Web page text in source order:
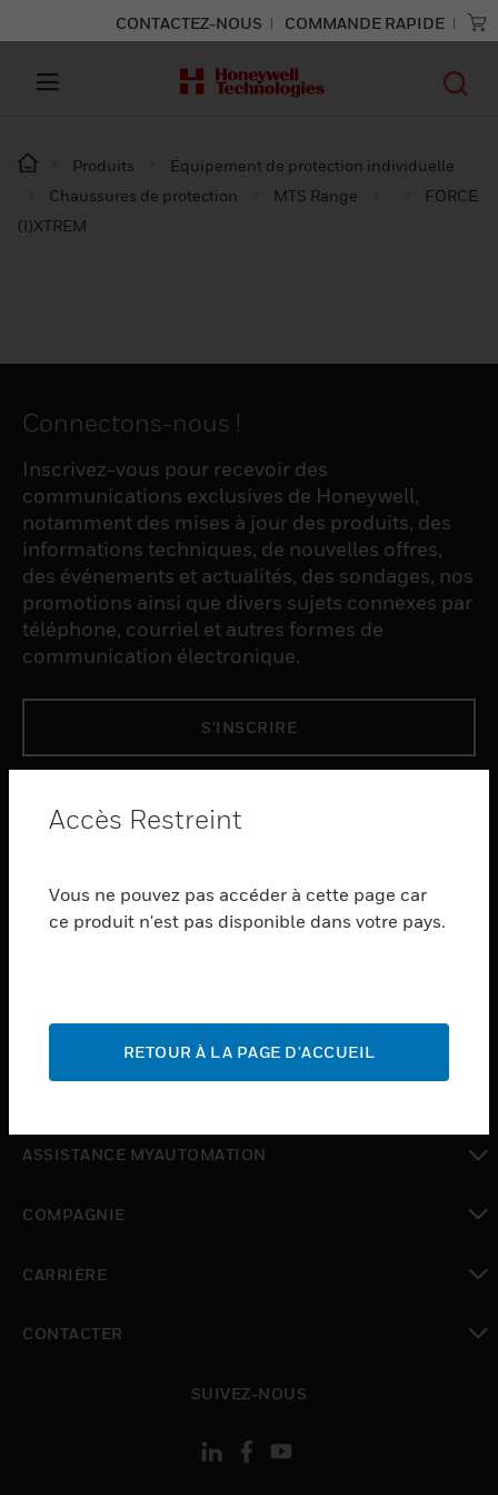
CONTACTEZ-NOUS COMMANDE RAPIDE
Produits
Équipement de protection individuelle
Chaussures de protection
MTS Range
FORCE
(I)XTREM
Connectons-nous !
Inscrivez-vous pour recevoir des
communications exclusives de Honeywell,
notamment des mises à jour des produits, des
informations techniques, de nouvelles offres,
des événements et actualités, des sondages, nos
promotions ainsi que divers sujets connexes par
téléphone, courriel et autres formes de
communication électronique.
S'INSCRIRE
toggle view
SERVICES
toggle view
toggle view
toggle view
ASSISTANCE MYAUTOMATION
COMPAGNIE
CARRIÈRE
CONTACTER
SUIVEZ-NOUS
Accès Restreint
Vous ne pouvez pas accéder à cette page car
ce produit n'est pas disponible dans votre pays.
RETOUR À LA PAGE D'ACCUEIL